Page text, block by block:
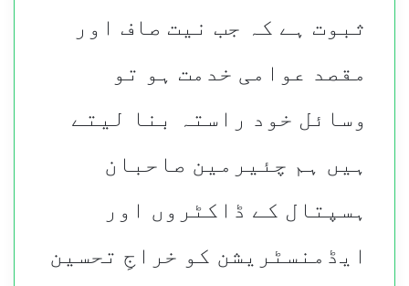
ثبوت ہے کہ جب نیت صاف اور
مقصد عوامی خدمت ہو تو
وسائل خود راستہ بنا لیتے
ہیں ہم چئیرمین صاحبان
ہسپتال کے ڈاکٹروں اور
ایڈمنسٹریشن کو خراجِ تحسین